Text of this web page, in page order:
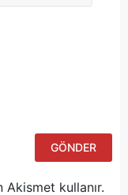
kullanır.